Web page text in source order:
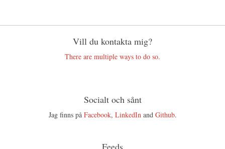
Vill du kontakta mig?
There are multiple ways to do so.
Socialt och sånt
Jag finns på Facebook, LinkedInand Github.